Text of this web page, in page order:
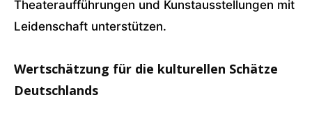
Theateraufführungen und Kunstausstellungen mit
Leidenschaft unterstützen.
Wertschätzung für die kulturellen Schätze
Deutschlands